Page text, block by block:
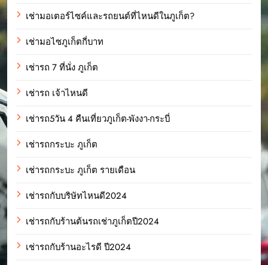
เช่ามอเตอร์ไซค์และรถยนต์ที่ไหนดีในภูเก็ต?
เช่ามอไซภูเก็ตกี่บาท
เช่ารถ 7 ที่นั่ง ภูเก็ต
เช่ารถ เจ้าไหนดี
เช่ารถ5วัน 4 คืนเที่ยวภูเก็ต-พังงา-กระบี่
เช่ารถกระบะ ภูเก็ต
เช่ารถกระบะ ภูเก็ต รายเดือน
เช่ารถกับบริษัทไหนดี2024
เช่ารถกับร้านต้นรถเช่าภูเก็ตปี2024
เช่ารถกับร้านอะไรดี ปี2024